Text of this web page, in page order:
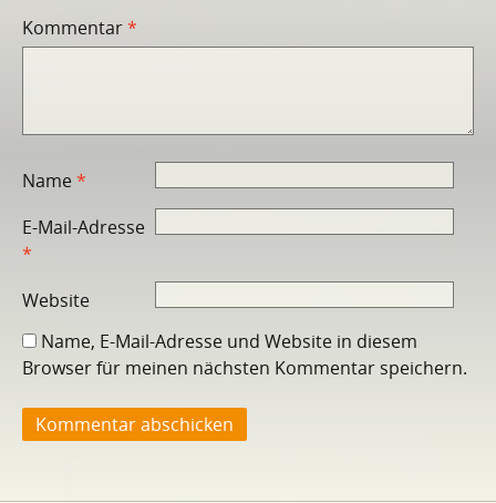
Kommentar*
Name*
E-Mail-Adresse
*
Website
Name, E-Mail-Adresse und Website in diesem
Browser für meinen nächsten Kommentar speichern.